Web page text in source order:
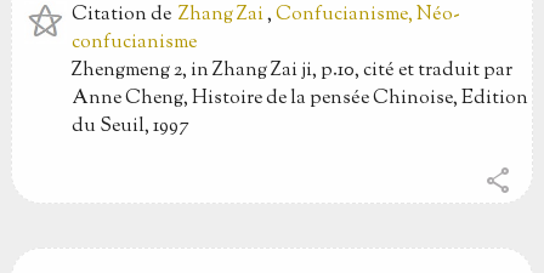
Citationde Zhang Zai,Confucianisme, Néo-
confucianisme
Zhengmeng 2, in Zhang Zai ji, p.10, cité et traduit par
Anne Cheng, Histoire de la pensée Chinoise, Edition
du Seuil, 1997
share